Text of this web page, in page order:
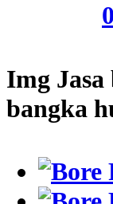
Img
bangka